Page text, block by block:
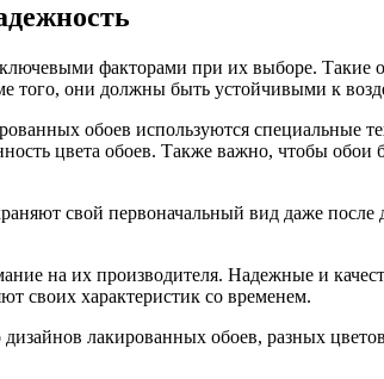
факторами при их выборе.
они должны быть устойчивыми к
обоев используются специальные
цвета обоев. Также важно, чтобы
свой первоначальный вид даже
на их производителя. Надежные и
своих характеристик со временем.
лакированных обоев, разных